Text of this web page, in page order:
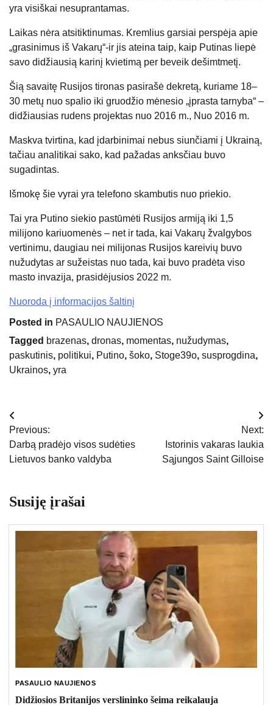
yra visiškai nesuprantamas.
Laikas nėra atsitiktinumas. Kremlius garsiai perspėja apie
„grasinimus iš Vakarų“-ir jis ateina taip, kaip Putinas liepė
savo didžiausią karinį kvietimą per beveik dešimtmetį.
Šią savaitę Rusijos tironas pasirašė dekretą, kuriame 18–
30 metų nuo spalio iki gruodžio mėnesio „įprasta tarnyba“ –
didžiausias rudens projektas nuo 2016 m., Nuo 2016 m.
Maskva tvirtina, kad įdarbinimai nebus siunčiami į Ukrainą,
tačiau analitikai sako, kad pažadas anksčiau buvo
sugadintas.
Išmokę šie vyrai yra telefono skambutis nuo priekio.
Tai yra Putino siekio pastūmėti Rusijos armiją iki 1,5
milijono kariuomenės – net ir tada, kai Vakarų žvalgybos
vertinimu, daugiau nei milijonas Rusijos kareivių buvo
nužudytas ar sužeistas nuo tada, kai buvo pradėta viso
masto invazija, prasidėjusios 2022 m.
Nuoroda į informacijos šaltinį
Posted in PASAULIO NAUJIENOS
Tagged brazenas, dronas, momentas, nužudymas,
paskutinis, politikui, Putino, šoko, Stoge39o, susprogdina,
Ukrainos, yra
Navigacija
tarp
įrašų
Previous:
Darbą pradėjo visos sudėties
Lietuvos banko valdyba
Next:
Istorinis vakaras laukia
Sąjungos Saint Gilloise
Susiję įrašai
PASAULIO NAUJIENOS
Didžiosios Britanijos verslininko šeima reikalauja